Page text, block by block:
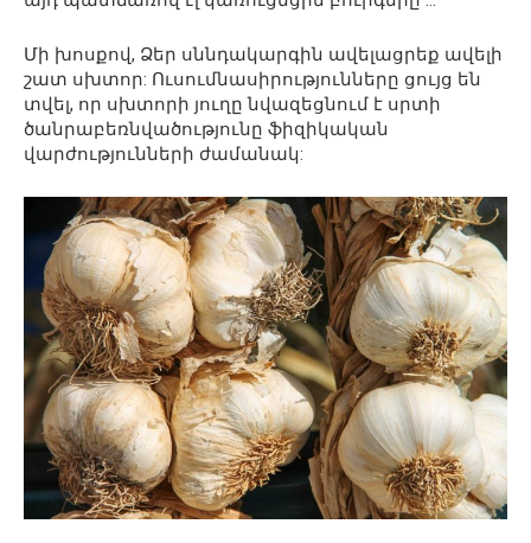
Մի խոսքով, Ձեր սննդակարգին ավելացրեք ավելի
շատ սխտոր: Ուսումնասիրությունները ցույց են
տվել, որ սխտորի յուղը նվազեցնում է սրտի
ծանրաբեռնվածությունը ֆիզիկական
վարժությունների ժամանակ: